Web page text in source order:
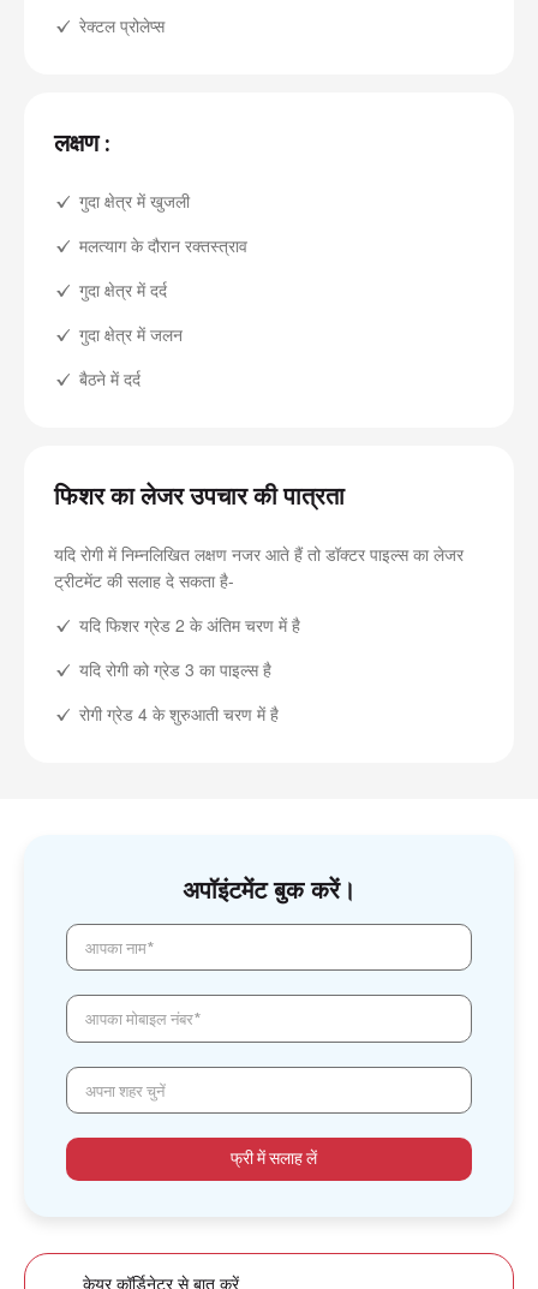
रेक्टल प्रोलेप्स
लक्षण :
गुदा क्षेत्र में खुजली
मलत्याग के दौरान रक्तस्त्राव
गुदा क्षेत्र में दर्द
गुदा क्षेत्र में जलन
बैठने में दर्द
फिशर का लेजर उपचार की पात्रता
यदि रोगी में निम्नलिखित लक्षण नजर आते हैं तो डॉक्टर पाइल्स का लेजर
ट्रीटमेंट की सलाह दे सकता है-
यदि फिशर ग्रेड 2 के अंतिम चरण में है
यदि रोगी को ग्रेड 3 का पाइल्स है
रोगी ग्रेड 4 के शुरुआती चरण में है
अपॉइंटमेंट बुक करें।
आपका नाम*
आपका मोबाइल नंबर*
अपना शहर चुनें
फ्री में सलाह लें
केयर कॉर्डिनेटर से बात करें